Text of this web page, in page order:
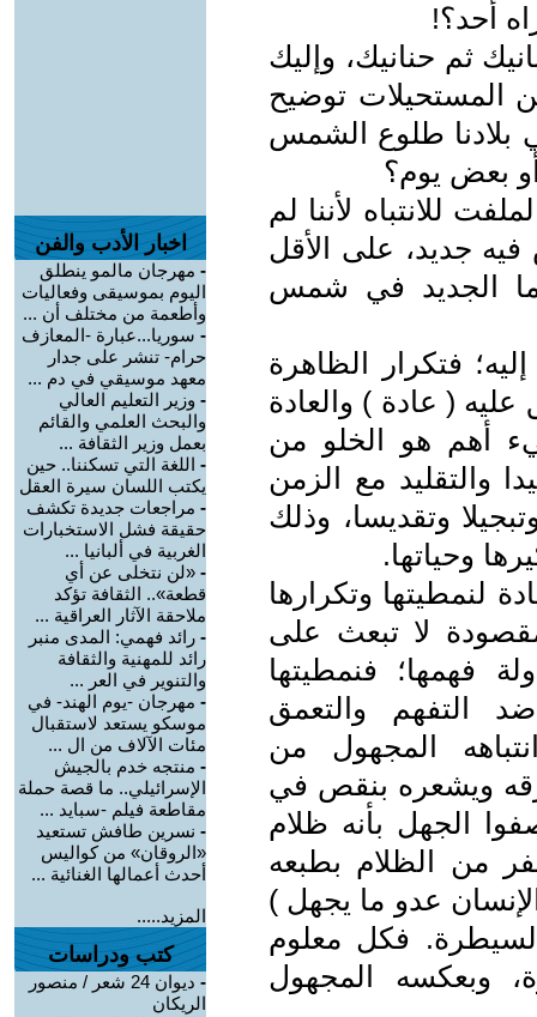
أحد؟!
ثم حنانيك، وإليك
المستحيلات توضيح
بلادنا طلوع الشمس
أو بعض يوم؟
للانتباه لأننا لم
جديد، على الأقل
الجديد في شمس
فتكرار الظاهرة
( عادة ) والعادة
أهم هو الخلو من
والتقليد مع الزمن
وتقديسا، وذلك
وحياتها.
لنمطيتها وتكرارها
لا تبعث على
فهمها؛ فنمطيتها
ضد التفهم والتعمق
المجهول من
ويشعره بنقص في
الجهل بأنه ظلام
من الظلام بطبعه
عدو ما يجهل )
فكل معلوم
وبعكسه المجهول
اخبار الأدب والفن
- مهرجان مالمو ينطلق
اليوم بموسيقى وفعاليات
وأطعمة من مختلف أن ...
- سوريا...عبارة -المعازف
حرام- تنشر على جدار
معهد موسيقي في دم ...
- وزير التعليم العالي
والبحث العلمي والقائم
بعمل وزير الثقافة ...
- اللغة التي تسكننا.. حين
يكتب اللسان سيرة العقل
- مراجعات جديدة تكشف
حقيقة فشل الاستخبارات
الغربية في ألبانيا ...
- «لن نتخلى عن أي
قطعة».. الثقافة تؤكد
ملاحقة الآثار العراقية ...
- رائد فهمي: المدى منبر
رائد للمهنية والثقافة
والتنوير في العر ...
- مهرجان -يوم الهند- في
موسكو يستعد لاستقبال
مئات الآلاف من ال ...
- منتجه خدم بالجيش
الإسرائيلي.. ما قصة حملة
مقاطعة فيلم -سبايد ...
- نسرين طافش تستعيد
«الروقان» من كواليس
أحدث أعمالها الغنائية ...
المزيد.....
كتب ودراسات
-
ديوان 24 شعر / منصور
الريكان